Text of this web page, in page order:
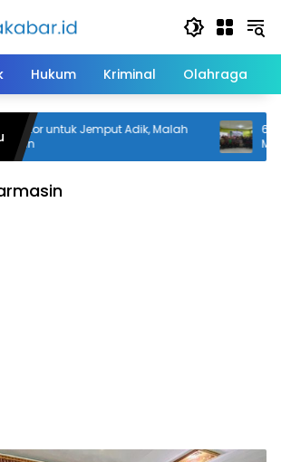
Hukum Kriminal Olahraga
untuk Jemput Adik, Malah
666